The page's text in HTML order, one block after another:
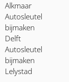
Alkmaar
Autosleutel
bijmaken
Delft
Autosleutel
bijmaken
Lelystad